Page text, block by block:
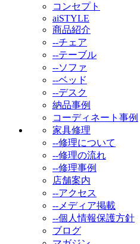
コンセプト
aiSTYLE
商品紹介
--チェア
--テーブル
--ソファ
--ベッド
--デスク
納品事例
コーディネート事例
家具修理
--修理について
--修理の流れ
--修理事例
店舗案内
--アクセス
--メディア掲載
--個人情報保護方針
ブログ